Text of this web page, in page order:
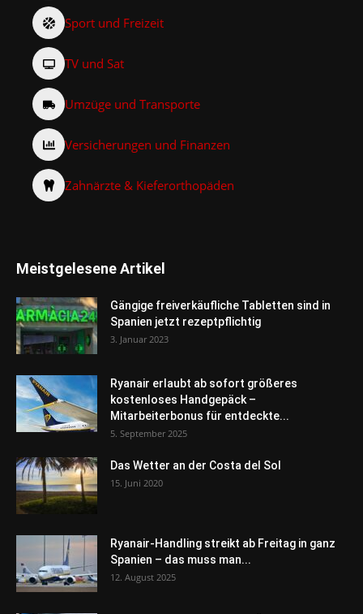
Sport und Freizeit
TV und Sat
Umzüge und Transporte
Versicherungen und Finanzen
Zahnärzte & Kieferorthopäden
Meistgelesene Artikel
Gängige freiverkäufliche Tabletten sind in
Spanien jetzt rezeptpflichtig
3. Januar 2023
Ryanair erlaubt ab sofort größeres
kostenloses Handgepäck –
Mitarbeiterbonus für entdeckte...
5. September 2025
Das Wetter an der Costa del Sol
15. Juni 2020
Ryanair-Handling streikt ab Freitag in ganz
Spanien – das muss man...
12. August 2025